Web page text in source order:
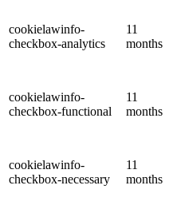
cookielawinfo-
checkbox-analytics
11
months
cookielawinfo-
checkbox-functional
11
months
cookielawinfo-
checkbox-necessary
11
months